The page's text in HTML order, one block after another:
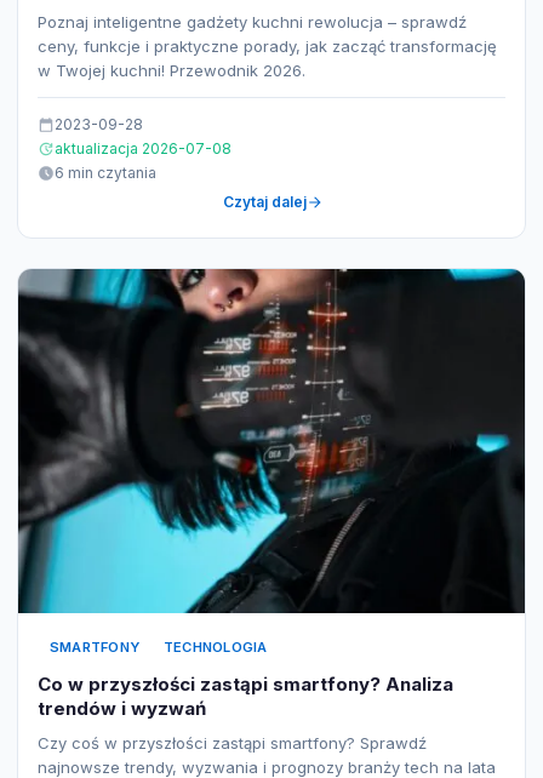
Poznaj inteligentne gadżety kuchni rewolucja – sprawdź
ceny, funkcje i praktyczne porady, jak zacząć transformację
w Twojej kuchni! Przewodnik 2026.
2023-09-28
aktualizacja 2026-07-08
6 min czytania
Czytaj dalej
SMARTFONY TECHNOLOGIA
Co w przyszłości zastąpi smartfony? Analiza
trendów i wyzwań
Czy coś w przyszłości zastąpi smartfony? Sprawdź
najnowsze trendy, wyzwania i prognozy branży tech na lata